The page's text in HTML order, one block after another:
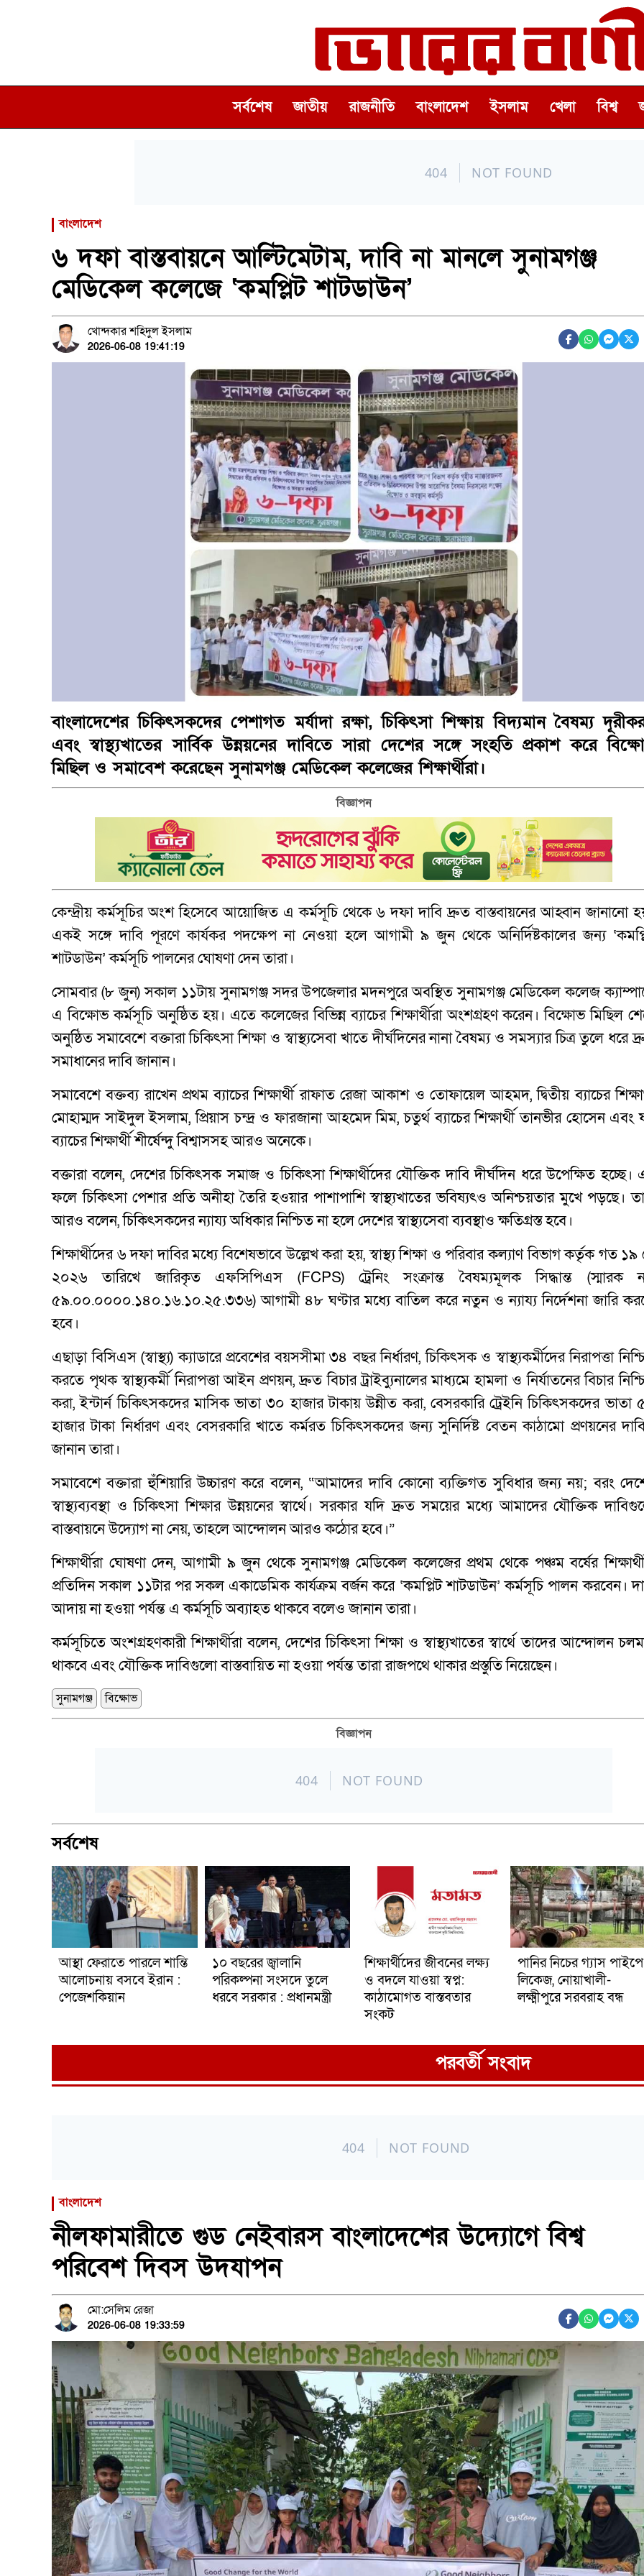
সর্বশেষ জাতীয় রাজনীতি বাংলাদেশ ইসলাম খেলা বিশ্ব
বাংলাদেশ
৬ দফা বাস্তবায়নে আল্টিমেটাম, দাবি না মানলে সুনামগঞ্জ
মেডিকেল কলেজে ‘কমপ্লিট শাটডাউন’
খোন্দকার শহিদুল ইসলাম
2026-06-08 19:41:19
বাংলাদেশের চিকিৎসকদের পেশাগত মর্যাদা রক্ষা, চিকিৎসা শিক্ষায় বিদ্যমান বৈষম্য
এবং স্বাস্থ্যখাতের সার্বিক উন্নয়নের দাবিতে সারা দেশের সঙ্গে সংহতি প্রকাশ করে
মিছিল ও সমাবেশ করেছেন সুনামগঞ্জ মেডিকেল কলেজের শিক্ষার্থীরা।
বিজ্ঞাপন
কেন্দ্রীয় কর্মসূচির অংশ হিসেবে আয়োজিত এ কর্মসূচি থেকে ৬ দফা দাবি দ্রুত বাস্তবায়নের আহ্বান জানানো
একই সঙ্গে দাবি পূরণে কার্যকর পদক্ষেপ না নেওয়া হলে আগামী ৯ জুন থেকে অনির্দিষ্টকালের জন্য
শাটডাউন’ কর্মসূচি পালনের ঘোষণা দেন তারা।
সোমবার (৮ জুন) সকাল ১১টায় সুনামগঞ্জ সদর উপজেলার মদনপুরে অবস্থিত সুনামগঞ্জ মেডিকেল কলেজ
এ বিক্ষোভ কর্মসূচি অনুষ্ঠিত হয়। এতে কলেজের বিভিন্ন ব্যাচের শিক্ষার্থীরা অংশগ্রহণ করেন। বিক্ষোভ মিছিল
অনুষ্ঠিত সমাবেশে বক্তারা চিকিৎসা শিক্ষা ও স্বাস্থ্যসেবা খাতে দীর্ঘদিনের নানা বৈষম্য ও সমস্যার চিত্র তুলে ধরে
সমাধানের দাবি জানান।
সমাবেশে বক্তব্য রাখেন প্রথম ব্যাচের শিক্ষার্থী রাফাত রেজা আকাশ ও তোফায়েল আহমদ, দ্বিতীয় ব্যাচের
মোহাম্মদ সাইদুল ইসলাম, প্রিয়াস চন্দ্র ও ফারজানা আহমেদ মিম, চতুর্থ ব্যাচের শিক্ষার্থী তানভীর হোসেন এবং
ব্যাচের শিক্ষার্থী শীর্ষেন্দু বিশ্বাসসহ আরও অনেকে।
বক্তারা বলেন, দেশের চিকিৎসক সমাজ ও চিকিৎসা শিক্ষার্থীদের যৌক্তিক দাবি দীর্ঘদিন ধরে উপেক্ষিত হচ্ছে।
ফলে চিকিৎসা পেশার প্রতি অনীহা তৈরি হওয়ার পাশাপাশি স্বাস্থ্যখাতের ভবিষ্যৎও অনিশ্চয়তার মুখে পড়ছে।
আরও বলেন, চিকিৎসকদের ন্যায্য অধিকার নিশ্চিত না হলে দেশের স্বাস্থ্যসেবা ব্যবস্থাও ক্ষতিগ্রস্ত হবে।
শিক্ষার্থীদের ৬ দফা দাবির মধ্যে বিশেষভাবে উল্লেখ করা হয়, স্বাস্থ্য শিক্ষা ও পরিবার কল্যাণ বিভাগ কর্তৃক গত ১৯
২০২৬ তারিখে জারিকৃত এফসিপিএস (FCPS) ট্রেনিং সংক্রান্ত বৈষম্যমূলক সিদ্ধান্ত (স্মারক
৫৯.০০.০০০০.১৪০.১৬.১০.২৫.৩৩৬) আগামী ৪৮ ঘণ্টার মধ্যে বাতিল করে নতুন ও ন্যায্য নির্দেশনা জারি
হবে।
এছাড়া বিসিএস (স্বাস্থ্য) ক্যাডারে প্রবেশের বয়সসীমা ৩৪ বছর নির্ধারণ, চিকিৎসক ও স্বাস্থ্যকর্মীদের নিরাপত্তা
করতে পৃথক স্বাস্থ্যকর্মী নিরাপত্তা আইন প্রণয়ন, দ্রুত বিচার ট্রাইব্যুনালের মাধ্যমে হামলা ও নির্যাতনের বিচার
করা, ইন্টার্ন চিকিৎসকদের মাসিক ভাতা ৩০ হাজার টাকায় উন্নীত করা, বেসরকারি ট্রেইনি চিকিৎসকদের ভাতা
হাজার টাকা নির্ধারণ এবং বেসরকারি খাতে কর্মরত চিকিৎসকদের জন্য সুনির্দিষ্ট বেতন কাঠামো প্রণয়নের
জানান তারা।
সমাবেশে বক্তারা হুঁশিয়ারি উচ্চারণ করে বলেন, “আমাদের দাবি কোনো ব্যক্তিগত সুবিধার জন্য নয়; বরং
স্বাস্থ্যব্যবস্থা ও চিকিৎসা শিক্ষার উন্নয়নের স্বার্থে। সরকার যদি দ্রুত সময়ের মধ্যে আমাদের যৌক্তিক
বাস্তবায়নে উদ্যোগ না নেয়, তাহলে আন্দোলন আরও কঠোর হবে।”
শিক্ষার্থীরা ঘোষণা দেন, আগামী ৯ জুন থেকে সুনামগঞ্জ মেডিকেল কলেজের প্রথম থেকে পঞ্চম বর্ষের
প্রতিদিন সকাল ১১টার পর সকল একাডেমিক কার্যক্রম বর্জন করে ‘কমপ্লিট শাটডাউন’ কর্মসূচি পালন করবেন।
আদায় না হওয়া পর্যন্ত এ কর্মসূচি অব্যাহত থাকবে বলেও জানান তারা।
কর্মসূচিতে অংশগ্রহণকারী শিক্ষার্থীরা বলেন, দেশের চিকিৎসা শিক্ষা ও স্বাস্থ্যখাতের স্বার্থে তাদের আন্দোলন
থাকবে এবং যৌক্তিক দাবিগুলো বাস্তবায়িত না হওয়া পর্যন্ত তারা রাজপথে থাকার প্রস্তুতি নিয়েছেন।
সুনামগঞ্জ বিক্ষোভ
বিজ্ঞাপন
সর্বশেষ
আস্থা ফেরাতে পারলে শান্তি
আলোচনায় বসবে ইরান :
পেজেশকিয়ান
১০ বছরের জ্বালানি
পরিকল্পনা সংসদে তুলে
ধরবে সরকার : প্রধানমন্ত্রী
শিক্ষার্থীদের জীবনের লক্ষ্য
ও বদলে যাওয়া স্বপ্ন:
কাঠামোগত বাস্তবতার
সংকট
পানির নিচের গ্যাস পাইপে
লিকেজ, নোয়াখালী-
লক্ষ্মীপুরে সরবরাহ বন্ধ
পরবর্তী সংবাদ
বাংলাদেশ
নীলফামারীতে গুড নেইবারস বাংলাদেশের উদ্যোগে বিশ্ব
পরিবেশ দিবস উদযাপন
মো:সেলিম রেজা
2026-06-08 19:33:59